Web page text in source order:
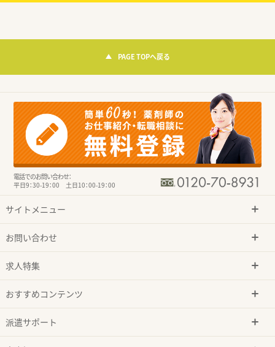
PAGE TOPへ戻る
電話でのお問い合わせ：
平日9：30-19：00 土日10：00-19：00
サイトメニュー
お問い合わせ
求人特集
おすすめコンテンツ
派遣サポート